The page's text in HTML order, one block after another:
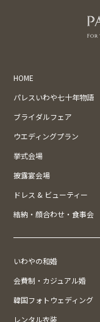
HOME
パレスいわや七十年物語
ブライダルフェア
ウエディングプラン
挙式会場
披露宴会場
ドレス & ビューティー
結納・顔合わせ・食事会
いわやの和婚
会費制・カジュアル婚
韓国フォトウェディング
レンタル衣装